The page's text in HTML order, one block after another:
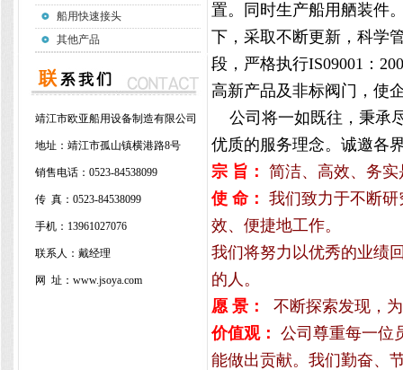
船用快速接头
其他产品
靖江市欧亚船用设备制造有限公司
地址： 靖江市孤山镇横港路8号
销售电话： 0523-84538099
传 真： 0523-84538099
手机：13961027076
联系人：戴经理
网 址：www.jsoya.com
置。同时生产船用舾装件
下，采取不断更新，科学
段，严格执行IS09001：
高新产品及非标阀门，使
公司将一如既往，秉承
优质的服务理念。诚邀各
宗 旨： 简洁、高效、务
使 命： 我们致力于不断
效、便捷地工作。
我们将努力以优秀的业绩
的人。
愿 景：
不断探索发现，
价值观： 公司尊重每一位
能做出贡献。我们勤奋、